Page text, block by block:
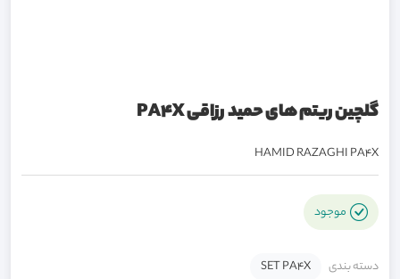
گلچین ریتم های حمید رزاقی PA4X
HAMID RAZAGHI PA4X
موجود
دسته بندی SET PA4X